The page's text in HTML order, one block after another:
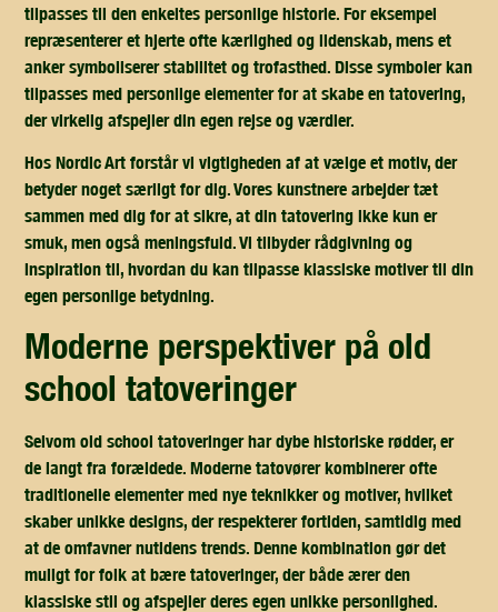
tilpasses til den enkeltes personlige historie. For eksempel
repræsenterer et hjerte ofte kærlighed og lidenskab, mens et
anker symboliserer stabilitet og trofasthed. Disse symboler kan
tilpasses med personlige elementer for at skabe en tatovering,
der virkelig afspejler din egen rejse og værdier.
Hos Nordic Art forstår vi vigtigheden af at vælge et motiv, der
betyder noget særligt for dig. Vores kunstnere arbejder tæt
sammen med dig for at sikre, at din tatovering ikke kun er
smuk, men også meningsfuld. Vi tilbyder rådgivning og
inspiration til, hvordan du kan tilpasse klassiske motiver til din
egen personlige betydning.
moderne perspektiver på old
school tatoveringer
Selvom old school tatoveringer har dybe historiske rødder, er
de langt fra forældede. Moderne tatovører kombinerer ofte
traditionelle elementer med nye teknikker og motiver, hvilket
skaber unikke designs, der respekterer fortiden, samtidig med
at de omfavner nutidens trends. Denne kombination gør det
muligt for folk at bære tatoveringer, der både ærer den
klassiske stil og afspejler deres egen unikke personlighed.